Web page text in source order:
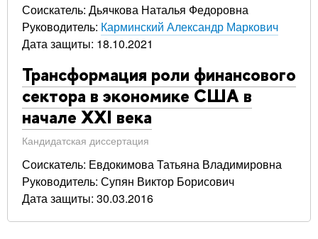
Соискатель: Дьячкова Наталья Федоровна
Руководитель: Карминский Александр Маркович
Дата защиты: 18.10.2021
Трансформация роли финансового
сектора в экономике США в
начале ХХI века
Кандидатская диссертация
Соискатель: Евдокимова Татьяна Владимировна
Руководитель: Супян Виктор Борисович
Дата защиты: 30.03.2016